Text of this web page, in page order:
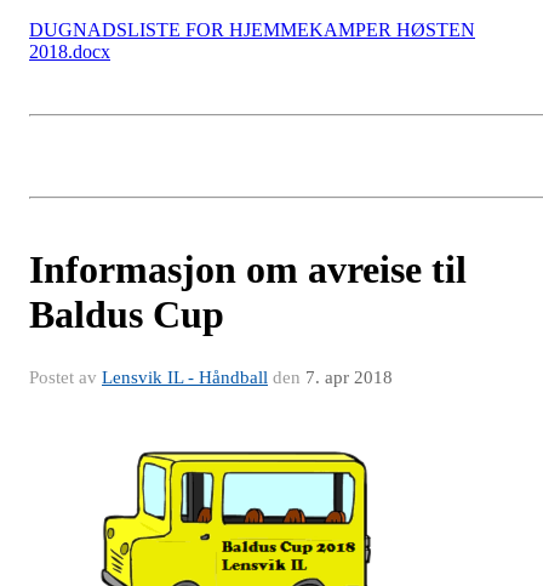
DUGNADSLISTE FOR HJEMMEKAMPER HØSTEN
2018.docx
Informasjon om avreise til
Baldus Cup
Postet av Lensvik IL - Håndball den 7. apr 2018